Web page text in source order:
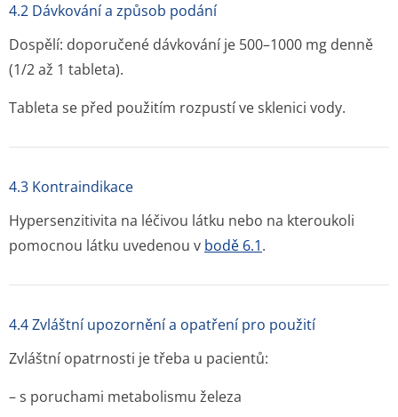
4.2 Dávkování a způsob podání
Dospělí: doporučené dávkování je 500–1000 mg denně
(1/2 až 1 tableta).
Tableta se před použitím rozpustí ve sklenici vody.
4.3 Kontraindikace
Hypersenzitivita na léčivou látku nebo na kteroukoli
pomocnou látku uvedenou v bodě 6.1.
4.4 Zvláštní upozornění a opatření pro použití
Zvláštní opatrnosti je třeba u pacientů:
– s poruchami metabolismu železa